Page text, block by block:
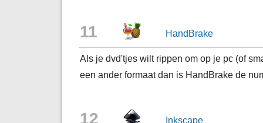
11 HandBrake
Als je dvd'tjes wilt rippen om op je pc (of
een ander formaat dan is HandBrake de
12 Inkscape